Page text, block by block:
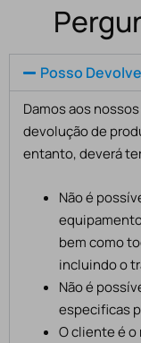
Posso
Damos aos
devolução de
entanto, deverá
Não é
bem como
incluindo o
Não é
especificas
O cliente é